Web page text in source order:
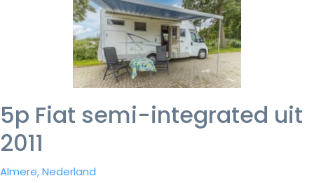
5p Fiat semi-integrated uit
2011
Almere, Nederland